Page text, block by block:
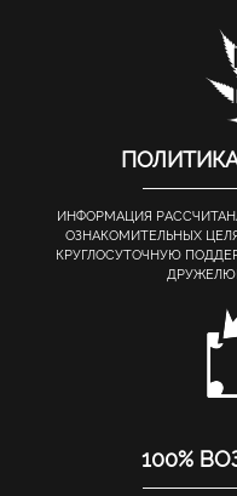
ИНФОРМАЦИЯ
ОЗНАКОМИТЕЛЬНЫХ
КРУГЛОСУТОЧНУЮ
100%